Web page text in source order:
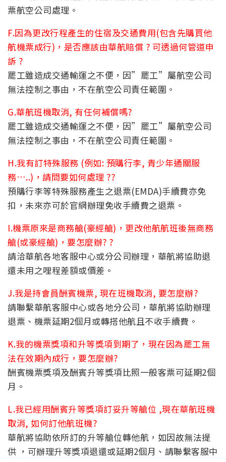
票航空公司處理。
F.因為更改行程產生的住宿及交通費用(包含先購買他
航機票成行)，是否應該由華航賠償 ? 可透過何管道申
訴 ?
罷工雖造成交通輸運之不便，因”罷工”屬航空公司
無法控制之事由，不在航空公司責任範圍。
G.華航班機取消, 有任何補償嗎?
罷工雖造成交通輸運之不便，因”罷工”屬航空公司
無法控制之事由，不在航空公司責任範圍。
H.我有訂特殊服務 (例如: 預購行李, 青少年通關服
務…..)，請問要如何處理 ??
預購行李等特殊服務產生之退票(EMDA)手續費亦免
扣，未來亦可於官網辦理免收手續費之退票。
I.機票原來是商務艙(豪經艙)，更改他航航班後無商務
艙(或豪經艙)，要怎麼辦? ?
請洽華航各地客服中心或分公司辦理，華航將協助退
還未用之哩程差額或價差。
J.我是持會員酬賓機票, 現在班機取消, 要怎麼辦?
請聯繫華航客服中心或各地分公司，華航將協助辦理
退票、機票延期2個月或轉搭他航且不收手續費。
K.我的機票獎項和升等獎項到期了，現在因為罷工無
法在效期內成行，要怎麼辦?
酬賓機票獎項及酬賓升等獎項比照一般客票可延期2個
月。
L.我已經用酬賓升等獎項訂妥升等艙位 ,現在華航班機
取消, 如何訂他航班機?
華航將協助依所訂的升等艙位轉他航，如因故無法提
供 ，可辦理升等獎項退還或延期2個月、請聯繫客服中